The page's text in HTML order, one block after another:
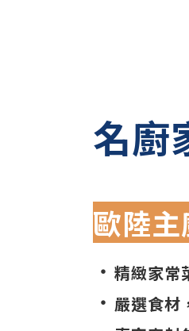
名廚
歐陸
・ 精緻家常
・ 嚴選食材